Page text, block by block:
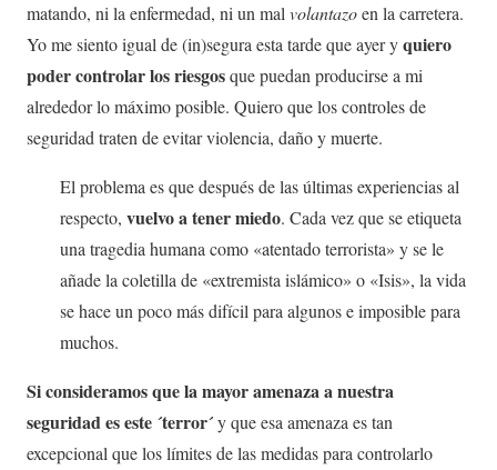
matando, ni la enfermedad, ni un mal volantazoen la carretera.
Yo me siento igual de (in)segura esta tarde que ayer yquiero
poder controlar los riesgosque puedan producirse a mi
alrededor lo máximo posible. Quiero que los controles de
seguridad traten de evitar violencia, daño y muerte.
El problema es que después de las últimas experiencias al
respecto, vuelvo a tener miedo. Cada vez que se etiqueta
una tragedia humana como «atentado terrorista» y se le
añade la coletilla de «extremista islámico» o «Isis», la vida
se hace un poco más difícil para algunos e imposible para
muchos.
Si consideramos que la mayor amenaza a nuestra
seguridad es este ´terror´y que esa amenaza es tan
excepcional que los límites de las medidas para controlarlo